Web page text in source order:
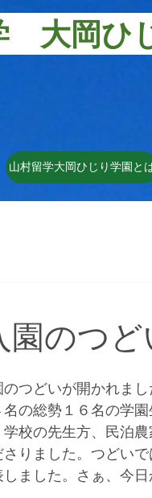
大岡ひ
山村留学大岡ひじり学園と
のつど
つどいが開かれまし
の総勢１６名の学
校の先生方、民泊
りました。つどい
ました。さぁ、今